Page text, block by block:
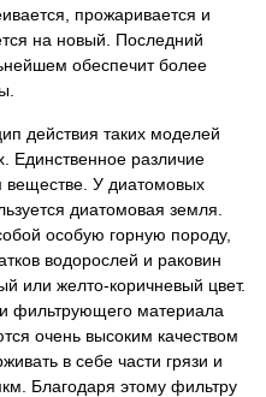
прожаривается и
на новый. Последний
обеспечит более
действия таких моделей
Единственное различие
У диатомовых
диатомовая земля.
особую горную породу,
водорослей и раковин
или желто-коричневый цвет.
фильтрующего материала
очень высоким качеством
в себе части грязи и
Благодаря этому фильтру